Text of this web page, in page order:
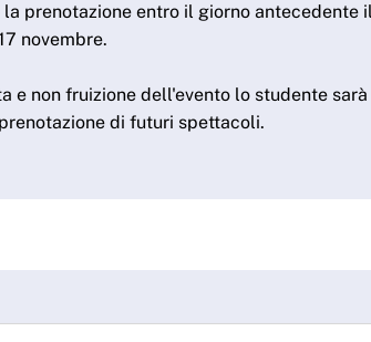
la prenotazione entro il giorno antecedente
novembre.
e non fruizione dell'evento lo studente
di futuri spettacoli.